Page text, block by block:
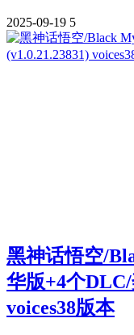
2025-09-19 5
黑神话悟空/
华版+4个DLC/
voices38版本